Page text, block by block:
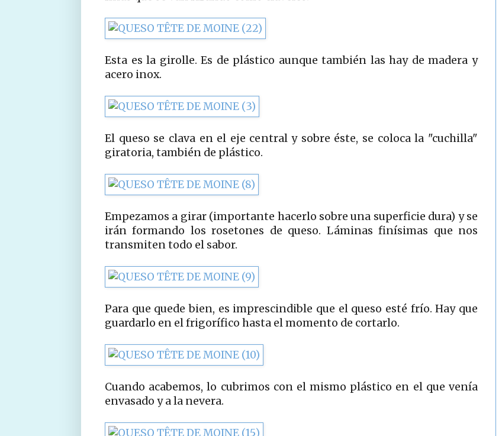
Esta es la girolle. Es de plástico aunque también las hay de madera y
acero inox.
El queso se clava en el eje central y sobre éste, se coloca la "cuchilla"
giratoria, también de plástico.
Empezamos a girar (importante hacerlo sobre una superficie dura) y se
irán formando los rosetones de queso. Láminas finísimas que nos
transmiten todo el sabor.
Para que quede bien, es imprescindible que el queso esté frío. Hay que
guardarlo en el frigorífico hasta el momento de cortarlo.
Cuando acabemos, lo cubrimos con el mismo plástico en el que venía
envasado y a la nevera.